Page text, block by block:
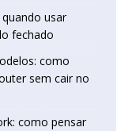
usar
fechado
como
sem cair no
como pensar